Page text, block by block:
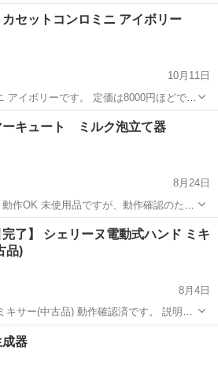
セットコンロミニ アイボリー
10月11日
す。 定価は8000円ほどで
で パ
キッチン家電 BRUNO
ーキュート ミルク泡立て器
8月24日
作確認のため
れてモーターが動く事は確認できまし
キッチン家電 ミルク
完了】 シェリーヌ電動式ハンド ミキ
品)
8月4日
サー(中古品) 動作確認済です。 説明書
あまり状態は良くないかと思います。 神
さい。 よろしくお願いします。
家電
器